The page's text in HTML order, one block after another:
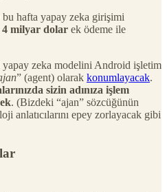
bu hafta yapay zeka girişimi
4 milyar dolar ek ödeme ile
zeka modelini Android işletim
” (agent) olarak konumlayacak.
sizin adınıza işlem
. (Bizdeki “ajan” sözcüğünün
anlatıcılarını epey zorlayacak gibi